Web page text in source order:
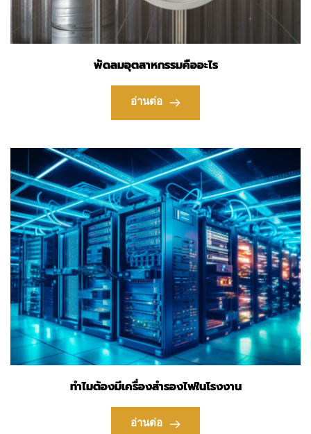
พัดลมอุตสาหกรรมคืออะไร
อ่านต่อ
ทำไมต้องมีเครื่องสำรองไฟในโรงงาน
อ่านต่อ